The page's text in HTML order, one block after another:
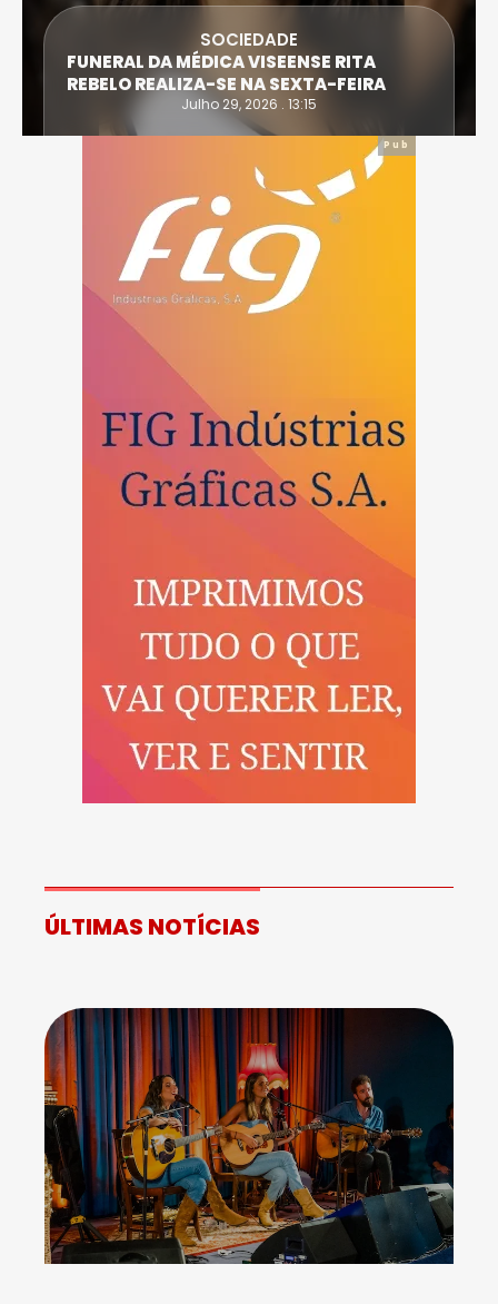
SOCIEDADE
FUNERAL DA MÉDICA VISEENSE RITA
REBELO REALIZA-SE NA SEXTA-FEIRA
Julho 29, 2026 . 13:15
Pub
ÚLTIMAS NOTÍCIAS